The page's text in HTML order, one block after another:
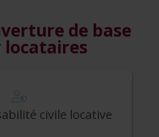
de base
locataires
civile locative